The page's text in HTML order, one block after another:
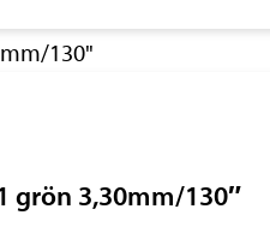
grön 3,30mm/130″